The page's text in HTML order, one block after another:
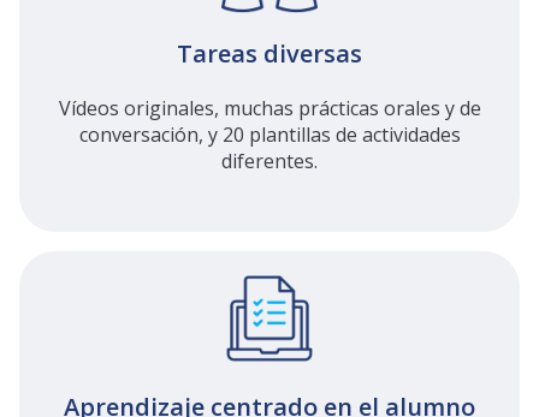
Tareas diversas
Vídeos originales, muchas prácticas orales y de
conversación, y 20 plantillas de actividades
diferentes.
Aprendizaje centrado en el alumno